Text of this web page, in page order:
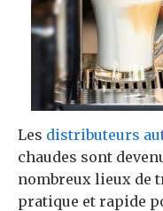
Les distributeurs
chaudes sont
nombreux lieux de
pratique et rapide